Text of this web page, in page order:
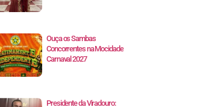
Ouça os Sambas
Concorrentes na Mocidade
Carnaval 2027
Presidente da Viradouro: